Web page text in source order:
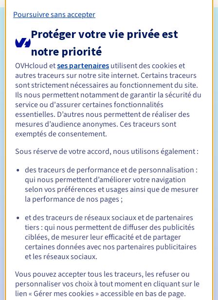
Conditions d'éligibilité
Qui peut enregistrer un .shop ?
Ouvert à toutes les personnes physiques ou morales, sans
restriction géographique.
Règles de gestion et notifications
Durée de réservation Entre 1 et 10 ans
Période de rédemption
Notifications automatiques :
E-mails d'avertissement :
date d'échéance
E-mail le jour de l'expirationpour notification de la
Poursuivre sans accepter
Protéger votre vie privée est
notre priorité
OVHcloud etses partenaires utilisent des cookies et
autres traceurs sur notre site internet. Certains traceurs
sont strictement nécessaires au fonctionnement du site.
Ils nous permettent notamment de garantir la sécurité du
service ou d'assurer certaines fonctionnalités
essentielles. D’autres nous permettent de réaliser des
mesures d’audience anonymes. Ces traceurs sont
exemptés de consentement.
Sous réserve de votre accord, nous utilisons également :
des traceurs de performance et de personnalisation :
qui nous permettent d’améliorer votre navigation
selon vos préférences et usages ainsi que de mesurer
la performance de nos pages ;
et des traceurs de réseaux sociaux et de partenaires
tiers : qui nous permettent de diffuser des publicités
ciblées, de mesurer leur efficacité et de partager
certaines données avec nos partenaires publicitaires
et les réseaux sociaux.
Vous pouvez accepter tous les traceurs, les refuser ou
personnaliser vos choix à tout moment en cliquant sur le
lien « Gérer mes cookies » accessible en bas de page.